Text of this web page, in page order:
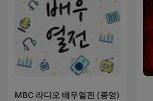
MBC 라디오 배우열전 (종영)